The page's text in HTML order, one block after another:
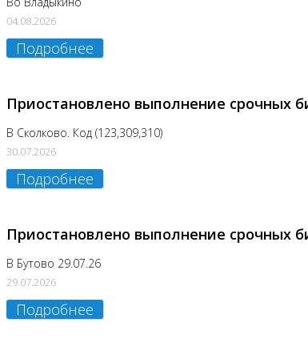
04.08.2026
Подробнее
Приостановлено выполнение срочных
В Сколково. Код (123,309,310)
30.07.2026
Подробнее
Приостановлено выполнение срочных
В Бутово 29.07.26
29.07.2026
Подробнее